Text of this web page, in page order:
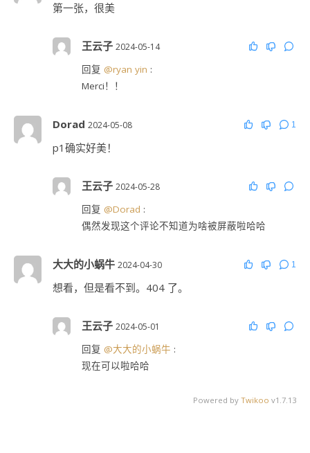
第一张，很美
王云子 2024-05-14
回复 @ryan yin :
Merci！！
Dorad 2024-05-08 1
p1确实好美！
王云子 2024-05-28
回复 @Dorad :
偶然发现这个评论不知道为啥被屏蔽啦哈哈
大大的小蜗牛 2024-04-30 1
想看，但是看不到。404 了。
王云子 2024-05-01
回复 @大大的小蜗牛 :
现在可以啦哈哈
Powered by Twikoo v1.7.13